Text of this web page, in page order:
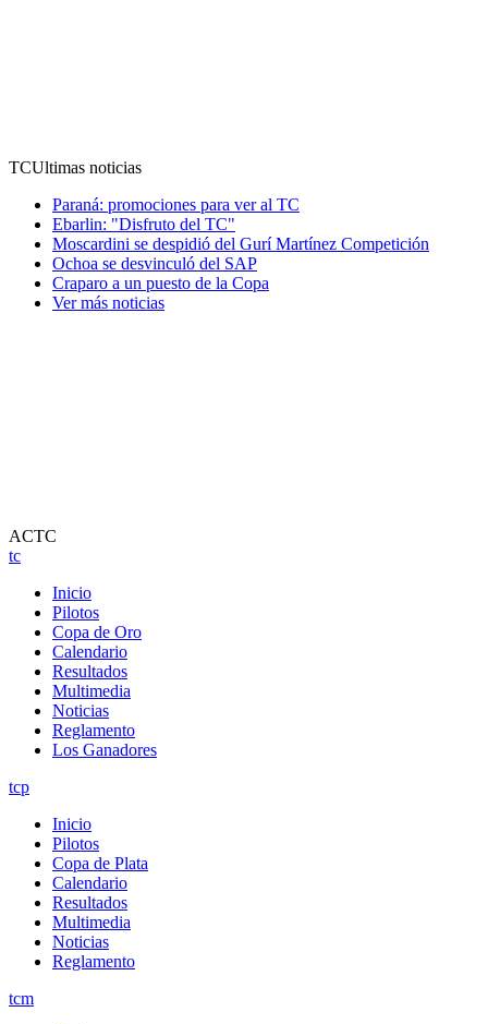
TCUltimas noticias
Paraná: promociones para ver al TC
Ebarlin: "Disfruto del TC"
Moscardini se despidió del Gurí Martínez Competición
Ochoa se desvinculó del SAP
Craparo a un puesto de la Copa
Ver más noticias
ACTC
tc
Inicio
Pilotos
Copa de Oro
Calendario
Resultados
Multimedia
Noticias
Reglamento
Los Ganadores
tcp
Inicio
Pilotos
Copa de Plata
Calendario
Resultados
Multimedia
Noticias
Reglamento
tcm